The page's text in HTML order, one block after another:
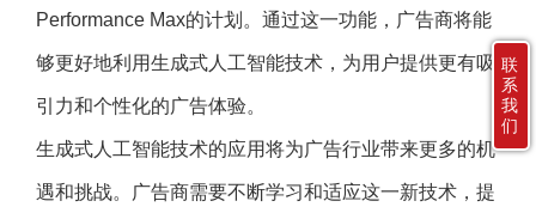
Performance Max的计划。通过这一功能，广告商将能
够更好地利用生成式人工智能技术，为用户提供更有吸
引力和个性化的广告体验。
生成式人工智能技术的应用将为广告行业带来更多的机
遇和挑战。广告商需要不断学习和适应这一新技术，提
联
系
我
们